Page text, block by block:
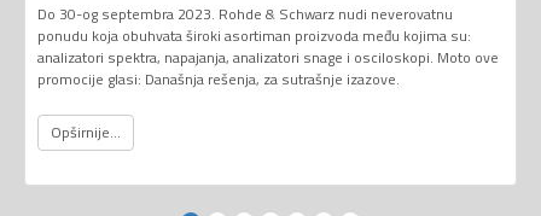
Do 30-og septembra 2023. Rohde & Schwarz nudi neverovatnu
ponudu koja obuhvata široki asortiman proizvoda među kojima su:
analizatori spektra, napajanja, analizatori snage i osciloskopi. Moto ove
promocije glasi: Današnja rešenja, za sutrašnje izazove.
Opširnije...